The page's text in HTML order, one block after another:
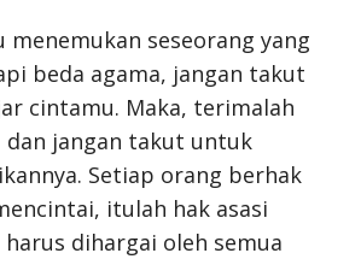
menemukan seseorang yang
beda agama, jangan takut
cintamu. Maka, terimalah
dan jangan takut untuk
Setiap orang berhak
itulah hak asasi
harus dihargai oleh semua